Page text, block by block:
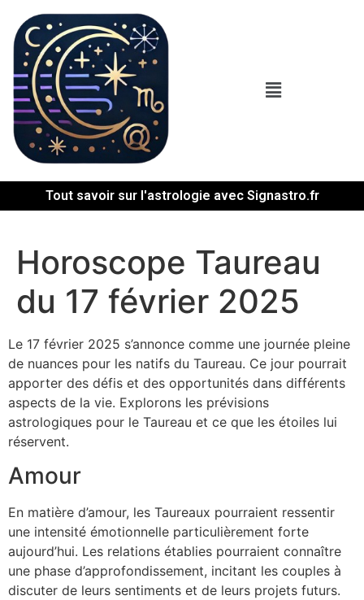
Tout savoir sur l'astrologie avec Signastro.fr
Horoscope Taureau
du 17 février 2025
Le 17 février 2025 s’annonce comme une journée pleine
de nuances pour les natifs du Taureau. Ce jour pourrait
apporter des défis et des opportunités dans différents
aspects de la vie. Explorons les prévisions
astrologiques pour le Taureau et ce que les étoiles lui
réservent.
Amour
En matière d’amour, les Taureaux pourraient ressentir
une intensité émotionnelle particulièrement forte
aujourd’hui. Les relations établies pourraient connaître
une phase d’approfondissement, incitant les couples à
discuter de leurs sentiments et de leurs projets futurs.